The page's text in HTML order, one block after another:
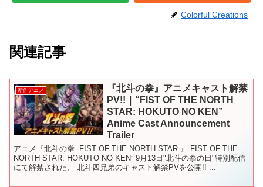
Colorful Creations
関連記事
新作アニメ
『北斗の拳』アニメキャスト解禁
PV!!｜“FIST OF THE NORTH
STAR: HOKUTO NO KEN”
Anime Cast Announcement
Trailer
アニメ『北斗の拳 -FIST OF THE NORTH STAR-』 FIST OF THE
NORTH STAR: HOKUTO NO KEN” 9月13日"北斗の拳の日"特別配信
にて解禁された、 北斗四兄弟のキャスト解禁PVを公開!! ...